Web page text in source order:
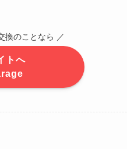
換のことなら ／
トへ